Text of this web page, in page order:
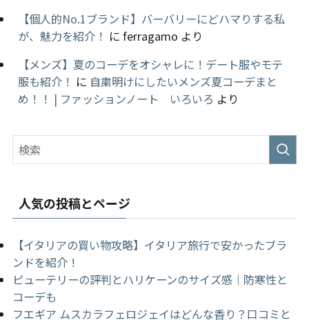
【個人的No.1ブランド】バーバリーにどハマりする私
が、魅力を紹介！ に ferragamo より
【メンズ】夏のコーデをオシャレに！デート服やモテ
服も紹介！ に 自粛明けにしたいメンズ夏コーデまと
め！！ | ファッションノート いろいろ より
人気の投稿とページ
【イタリアの買い物攻略】イタリア旅行で安かったブラ
ンドを紹介！
ピューテリーの評判とハリケーンのサイズ感｜防寒性と
コーデも
フエギア ムスカラフェロジェイはどんな香り？口コミと